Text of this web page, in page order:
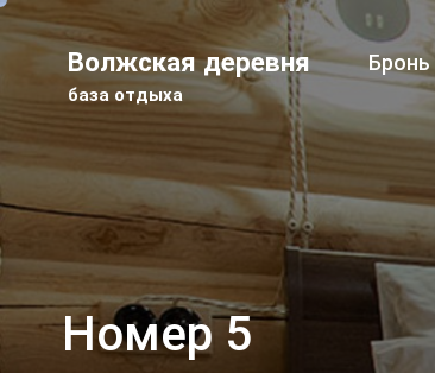
Волжская деревня
база отдыха
Бронь
Номер 5